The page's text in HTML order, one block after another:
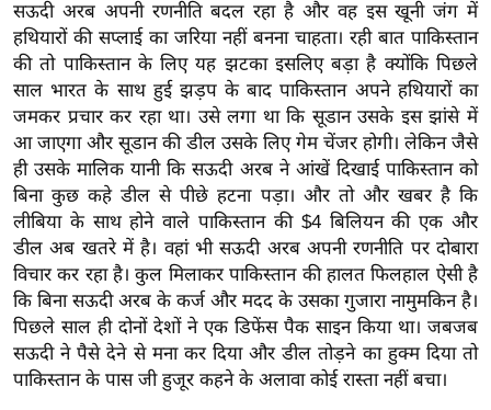
यं
ग
इं
डि
या
सा
हि
त्य
ज
ग
त
ऑ
टो
सऊदी अरब अपनी रणनीति बदल रहा है और वह इस खूनी जंग में
हथियारों की सप्लाई का जरिया नहीं बनना चाहता। रही बात पाकिस्तान
की तो पाकिस्तान के लिए यह झटका इसलिए बड़ा है क्योंकि पिछले
साल भारत के साथ हुई झड़प के बाद पाकिस्तान अपने हथियारों का
जमकर प्रचार कर रहा था। उसे लगा था कि सूडान उसके इस झांसे में
आ जाएगा और सूडान की डील उसके लिए गेम चेंजर होगी। लेकिन जैसे
ही उसके मालिक यानी कि सऊदी अरब ने आंखें दिखाई पाकिस्तान को
बिना कुछ कहे डील से पीछे हटना पड़ा। और तो और खबर है कि
लीबिया के साथ होने वाले पाकिस्तान की $4 बिलियन की एक और
डील अब खतरे में है। वहां भी सऊदी अरब अपनी रणनीति पर दोबारा
विचार कर रहा है। कुल मिलाकर पाकिस्तान की हालत फिलहाल ऐसी है
कि बिना सऊदी अरब के कर्ज और मदद के उसका गुजारा नामुमकिन है।
पिछले साल ही दोनों देशों ने एक डिफेंस पैक साइन किया था। जबजब
सऊदी ने पैसे देने से मना कर दिया और डील तोड़ने का हुक्म दिया तो
पाकिस्तान के पास जी हुजूर कहने के अलावा कोई रास्ता नहीं बचा।